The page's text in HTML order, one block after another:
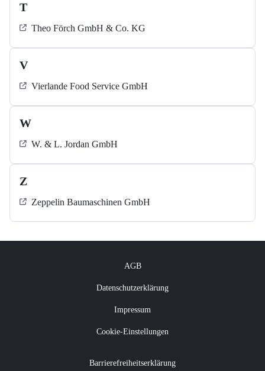
T
Theo Förch GmbH & Co. KG
V
Vierlande Food Service GmbH
W
W. & L. Jordan GmbH
Z
Zeppelin Baumaschinen GmbH
AGB
Datenschutzerklärung
Impressum
Cookie-Einstellungen
Barrierefreiheitserklärung